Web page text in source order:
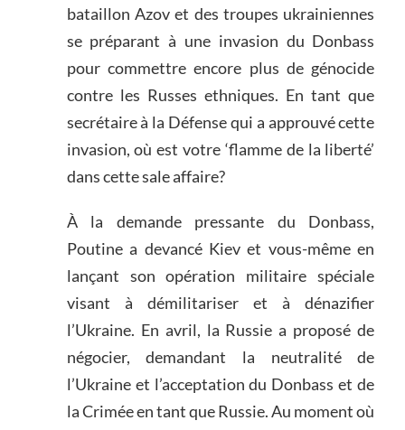
bataillon Azov et des troupes ukrainiennes
se préparant à une invasion du Donbass
pour commettre encore plus de génocide
contre les Russes ethniques. En tant que
secrétaire à la Défense qui a approuvé cette
invasion, où est votre ‘flamme de la liberté’
dans cette sale affaire?
À la demande pressante du Donbass,
Poutine a devancé Kiev et vous-même en
lançant son opération militaire spéciale
visant à démilitariser et à dénazifier
l’Ukraine. En avril, la Russie a proposé de
négocier, demandant la neutralité de
l’Ukraine et l’acceptation du Donbass et de
la Crimée en tant que Russie. Au moment où